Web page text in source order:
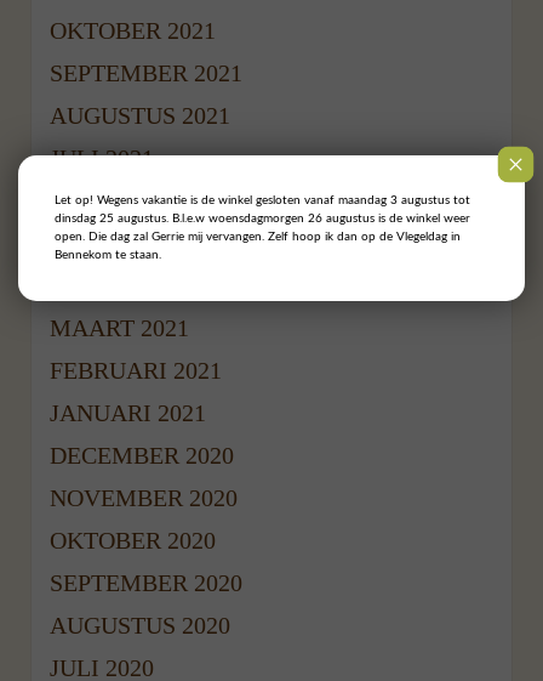
OKTOBER 2021
SEPTEMBER 2021
AUGUSTUS 2021
JULI 2021
JUNI 2021
MEI 2021
MAART 2021
FEBRUARI 2021
JANUARI 2021
DECEMBER 2020
NOVEMBER 2020
OKTOBER 2020
SEPTEMBER 2020
AUGUSTUS 2020
JULI 2020
Let op! Wegens vakantie is de winkel gesloten vanaf maandag 3 augustus tot
dinsdag 25 augustus. B.l.e.w woensdagmorgen 26 augustus is de winkel weer
open. Die dag zal Gerrie mij vervangen. Zelf hoop ik dan op de Vlegeldag in
Bennekom te staan.